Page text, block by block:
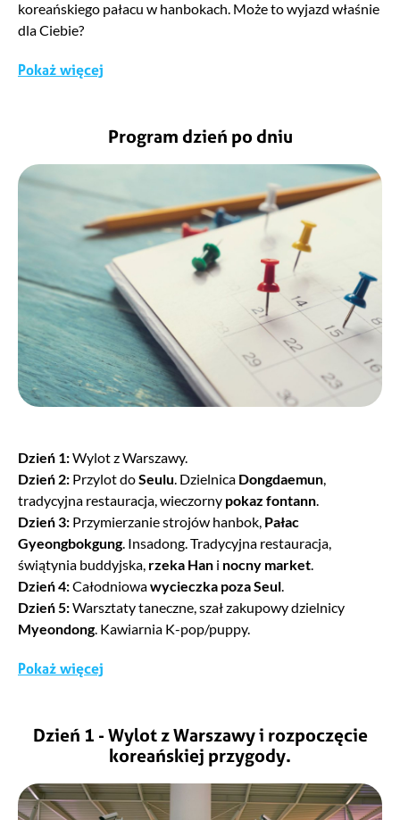
koreańskiego pałacu w hanbokach. Może to wyjazd właśnie
dla Ciebie?
Ludzie
Interesujesz się Koreą? To tak jak wszyscy nasi uczestnicy!
Na wycieczce spotkacie osoby dzielące waszą pasję. Jak
przyjemnie będzie zwiedzić kraj w towarzystwie osób, z
którymi łączy Was wiele wspólnych tematów.
Korea to także nasza pasja, z niecierpliwością czekamy na
każdy wyjazd i dołożymy wszelkich starań, aby pokazać
Wam ten wspaniały kraj od jego najciekawszej strony.
Nasza pasja nie kończy się na K-popie. Każdy z nas ma
swoją pasję – czy to jedzenie, języki czy sztuka koreańska!
Możesz być pewien, że zrobimy wszystko, co w naszej mocy,
aby muzyczne niespodzianki stały się naprawdę możliwe!
Jedzenie
Marzy Ci się zjedzenie autentycznego bulgogi, a może
sprawdzenie jak pikantne jest tteokbokki sprzedawane na
koreańskim markecie? Czy może już myślicie o deserze?
Orzeźwiające bingsu, a może słodki hotteok? Pamiętajmy –
Koreańczycy uwielbiają restauracje specjalizujące się w
jednym daniu, a jest z czego wybierać! My dobrze wiemy,
gdzie szukać najlepszych lokalnych restauracji (w Seulu i
miejsce.
Pokaż więcej
Program dzień po dniu
Dzień 1:Wylot z Warszawy.
Dzień 2: Przylot doSeulu. Dzielnica Dongdaemun,
tradycyjna restauracja, wieczorny pokaz fontann.
Dzień 3: Przymierzanie strojów hanbok, Pałac
Gyeongbokgung. Insadong. Tradycyjna restauracja,
świątynia buddyjska, rzeka Han i nocny market.
Dzień 4:Całodniowawycieczka poza Seul.
Dzień 5:Warsztaty taneczne, szał zakupowy dzielnicy
Myeondong. Kawiarnia K-pop/puppy.
Dzień 6:Dzielnica
Dzień 7:
Warsztaty kulinarne, dzielnica Hongdae
noraebang .
Całodniowa wizyta w parku rozrywki
Dzień 9:Narodowe Muzeum Koreańskie, k-popowa
restauracja, muzyczna niespodzianka.
Pokaż więcej
Dzień 1 - Wylot z Warszawy i rozpoczęcie
koreańskiej przygody.